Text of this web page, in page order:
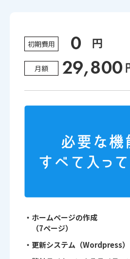
初期費用 0 円
月額 29,800
・ホームページの作成
（7ページ）
・更新システム（Wordpress）